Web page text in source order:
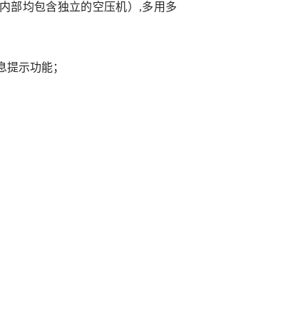
部均包含独立的空压机） ,多用多
示功能；